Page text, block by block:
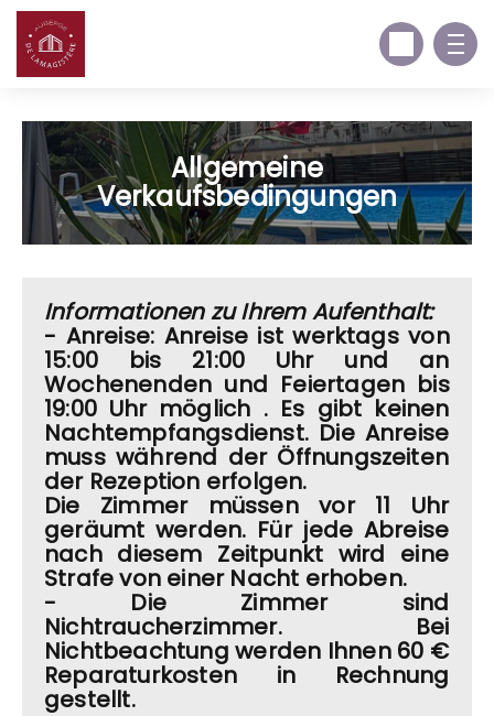
Allgemeine
Verkaufsbedingungen
Informationen zu Ihrem Aufenthalt:
- Anreise: Anreise ist werktags von
15:00 bis 21:00 Uhr und an
Wochenenden und Feiertagen bis
19:00 Uhr möglich . Es gibt keinen
Nachtempfangsdienst. Die Anreise
muss während der Öffnungszeiten
der Rezeption erfolgen.
Die Zimmer müssen vor 11 Uhr
geräumt werden. Für jede Abreise
nach diesem Zeitpunkt wird eine
Strafe von einer Nacht erhoben.
- Die Zimmer sind
Nichtraucherzimmer. Bei
Nichtbeachtung werden Ihnen 60 €
Reparaturkosten in Rechnung
gestellt.